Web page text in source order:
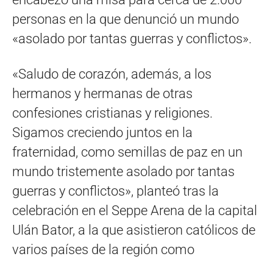
personas en la que denunció un mundo
«asolado por tantas guerras y conflictos».
«Saludo de corazón, además, a los
hermanos y hermanas de otras
confesiones cristianas y religiones.
Sigamos creciendo juntos en la
fraternidad, como semillas de paz en un
mundo tristemente asolado por tantas
guerras y conflictos», planteó tras la
celebración en el Seppe Arena de la capital
Ulán Bator, a la que asistieron católicos de
varios países de la región como